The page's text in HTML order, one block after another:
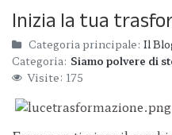
Inizia la tua
Categoria principale: Il
Categoria: Siamo polvere di
Visite: 175